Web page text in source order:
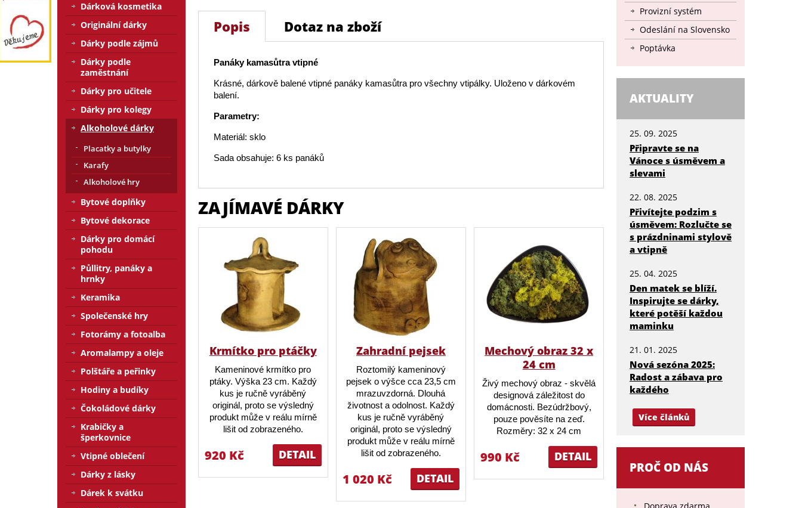
Popis Dotaz na zboží
Panáky kamasůtra vtipné
Krásné, dárkově balené vtipné panáky kamasůtra pro všechny vtipálky. Uloženo v dárkovém
balení.
Parametry:
Materiál: sklo
Sada obsahuje: 6 ks panáků
ZAJÍMAVÉ DÁRKY
Krmítko pro ptáčky
Kameninové krmítko pro
ptáky. Výška 23 cm. Každý
kus je ručně vyráběný
originál, proto se výsledný
produkt může v reálu mírně
lišit od zobrazeného.
DETAIL
920 Kč
Zahradní pejsek
Roztomilý kameninový
pejsek o výšce cca 23,5 cm
mrazuvzdorná. Dlouhá
životnost a odolnost. Každý
kus je ručně vyráběný
originál, proto se výsledný
produkt může v reálu mírně
lišit od zobrazeného.
DETAIL
1 020 Kč
Mechový obraz 32 x
24 cm
Živý mechový obraz - skvělá
designová záležitost do
domácnosti. Bezúdržbový,
pouze pověsíte na zeď.
Rozměry: 32 x 24 cm
DETAIL
990 Kč
Provizní systém
Odeslání na Slovensko
Poptávka
AKTUALITY
25. 09. 2025
Připravte se na
Vánoce s úsměvem a
slevami
22. 08. 2025
Přivítejte podzim s
úsměvem: Rozlučte se
s prázdninami stylově
a vtipně
25. 04. 2025
Den matek se blíží.
Inspirujte se dárky,
které potěší každou
maminku
21. 01. 2025
Nová sezóna 2025:
Radost a zábava pro
každého
Více článků
PROČ OD NÁS
Dárková kosmetika
Originální dárky
Dárky podle zájmů
Dárky podle
zaměstnání
Dárky pro učitele
Dárky pro kolegy
Alkoholové dárky
Placatky a butylky
Karafy
Alkoholové hry
Bytové doplňky
Bytové dekorace
Dárky pro domácí
pohodu
Půllitry, panáky a
hrnky
Keramika
Společenské hry
Fotorámy a fotoalba
Aromalampy a oleje
Polštáře a peřinky
Hodiny a budíky
Čokoládové dárky
Krabičky a
šperkovnice
Vtipné oblečení
Dárky z lásky
Dárek k svátku